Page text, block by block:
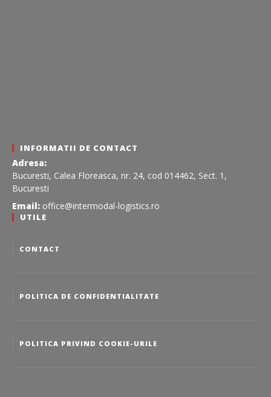
INFORMATII DE CONTACT
Adresa:
Bucuresti, Calea Floreasca, nr. 24, cod 014462, Sect. 1,
Bucuresti
Email: office@intermodal-logistics.ro
UTILE
CONTACT
POLITICA DE CONFIDENTIALITATE
POLITICA PRIVIND COOKIE-URILE